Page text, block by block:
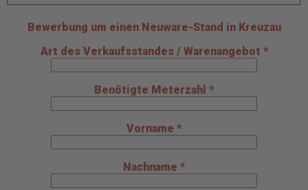
Bewerbung um einen Neuware-Stand in Kreuzau
Art des Verkaufsstandes / Warenangebot *
Benötigte Meterzahl *
Vorname *
Nachname *